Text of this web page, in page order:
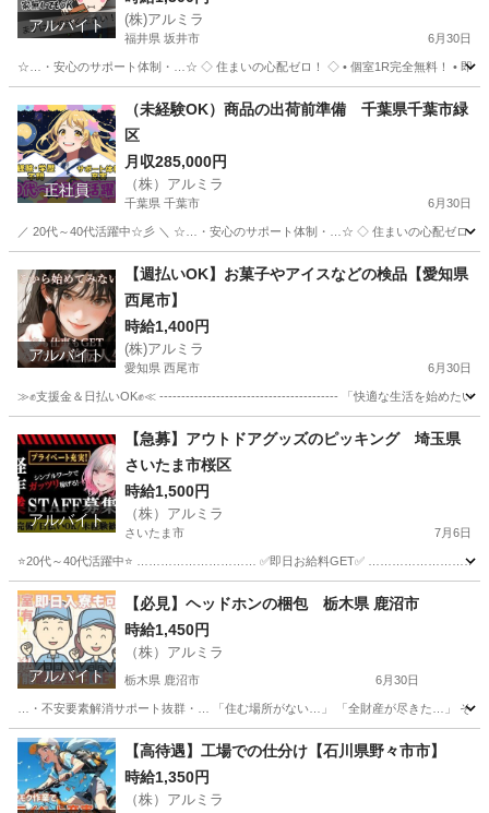
アルバイト (株)アルミラ
福井県 坂井市 6月30日
☆…・安心のサポート体制・…☆ ◇ 住まいの心配ゼロ！ ◇ • 個室1R完全無料！ • 即日
工場 完全無料
正社員
（未経験OK）商品の出荷前準備 千葉県千葉市緑
区
月収285,000円
（株）アルミラ
千葉県 千葉市 6月30日
／ 20代～40代活躍中☆彡 ＼ ☆…・安心のサポート体制・…☆ ◇ 住まいの心配ゼロ！
工場 未経験
アルバイト
【週払いOK】お菓子やアイスなどの検品【愛知県
西尾市】
時給1,400円
(株)アルミラ
愛知県 西尾市 6月30日
≫✊支援金＆日払いOK✊≪ ----------------------------------------- 「快適な生活を始めたい…
倉庫 時給
アルバイト
【急募】アウトドアグッズのピッキング 埼玉県
さいたま市桜区
時給1,500円
（株）アルミラ
さいたま市 7月6日
⭐20代～40代活躍中⭐ ………………………… ✅即日お給料GET✅ ………………………… 日払い
埼玉 さいたま市 倉庫 給料
アルバイト
【必見】ヘッドホンの梱包 栃木県 鹿沼市
時給1,450円
（株）アルミラ
栃木県 鹿沼市 6月30日
…・不安要素解消サポート抜群・… 「住む場所がない…」 「全財産が尽きた…」 そん
栃木 鹿沼市 倉庫 時給
【高待遇】工場での仕分け【石川県野々市市】
時給1,350円
（株）アルミラ